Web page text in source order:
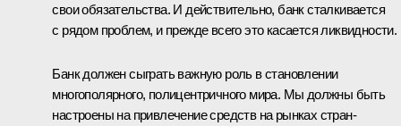
свои обязательства. И действительно, банк сталкивается
с рядом проблем, и прежде всего это касается ликвидности.
Банк должен сыграть важную роль в становлении
многополярного, полицентричного мира. Мы должны быть
настроены на привлечение средств на рынках стран-